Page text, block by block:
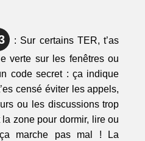
: Sur certains TER, t’as
verte sur les fenêtres ou
code secret : ça indique
censé éviter les appels,
ou les discussions trop
zone pour dormir, lire ou
marche pas mal ! La